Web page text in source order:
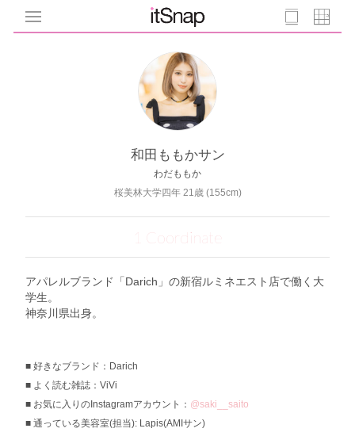
和田ももかサン
わだももか
桜美林大学四年 21歳 (155cm)
1 Coordinate
アパレルブランド「Darich」の新宿ルミネエスト店で働く大
学生。
神奈川県出身。
好きなブランド：Darich
よく読む雑誌：ViVi
お気に入りのInstagramアカウント： @saki__saito
通っている美容室(担当): Lapis(AMIサン)